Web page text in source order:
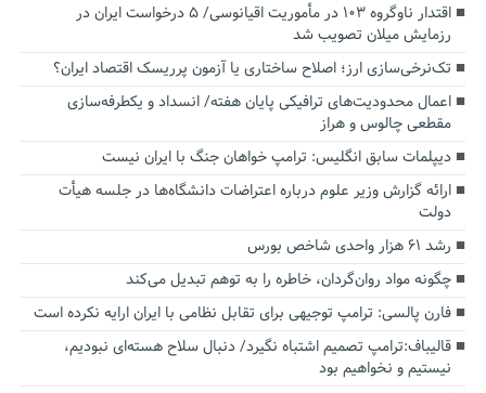
اقتدار ناوگروه ۱۰۳ در مأموریت‌ اقیانوسی/ ۵ درخواست ایران در
رزمایش میلان تصویب شد
تک‌نرخی‌سازی ارز؛ اصلاح ساختاری یا آزمون پرریسک اقتصاد ایران؟
اعمال محدودیت‌های ترافیکی پایان هفته/ انسداد و یکطرفه‌سازی
مقطعی چالوس و هراز
دیپلمات سابق انگلیس:‌ ترامپ خواهان جنگ با ایران نیست
ارائه گزارش وزیر علوم درباره اعتراضات دانشگاه‌ها در جلسه هیأت
دولت
رشد ۶۱ هزار واحدی شاخص بورس
چگونه مواد روان‌گردان، خاطره را به توهم تبدیل می‌کند
فارن پالسی: ترامپ توجیهی برای تقابل نظامی با ایران ارایه نکرده است
قالیباف:ترامپ تصمیم اشتباه نگیرد/ دنبال سلاح هسته‌ای نبودیم،
نیستیم و نخواهیم بود